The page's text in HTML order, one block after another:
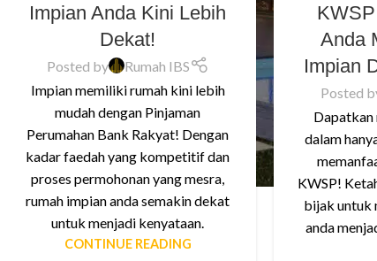
Impian Anda Kini Lebih
Dekat!
Posted by
Rumah IBS
Impian memiliki rumah kini lebih
mudah dengan Pinjaman
Perumahan Bank Rakyat! Dengan
kadar faedah yang kompetitif dan
proses permohonan yang mesra,
rumah impian anda semakin dekat
untuk menjadi kenyataan.
CONTINUE READING
Anda
Impian
Posted
Dapatkan
dalam
KWSP!
bijak untuk
anda